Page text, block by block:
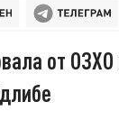
от ОЗХО